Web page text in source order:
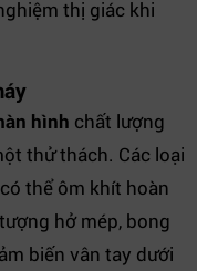
thị giác khi
hình chất lượng
thử thách. Các loại
thể ôm khít hoàn
hở mép, bong
biến vân tay dưới